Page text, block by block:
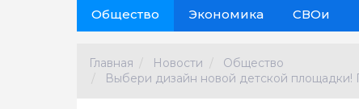
Общество Экономика СВОи
Главная Новости
Общество
Выбери дизайн новой детской площадки!